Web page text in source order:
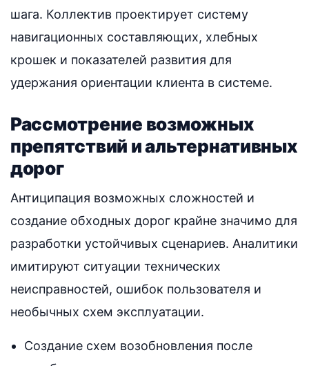
шага. Коллектив проектирует систему
навигационных составляющих, хлебных
крошек и показателей развития для
удержания ориентации клиента в системе.
Рассмотрение возможных
препятствий и альтернативных
дорог
Антиципация возможных сложностей и
создание обходных дорог крайне значимо для
разработки устойчивых сценариев. Аналитики
имитируют ситуации технических
неисправностей, ошибок пользователя и
необычных схем эксплуатации.
Создание схем возобновления после